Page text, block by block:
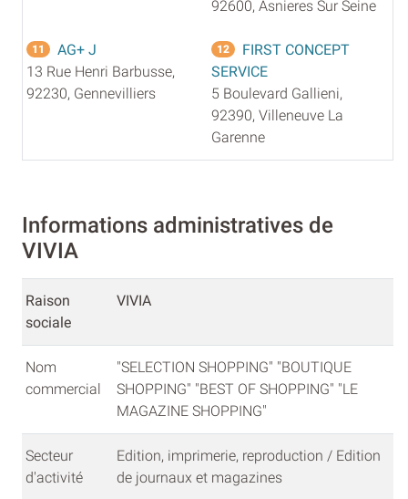
92600, Asnieres Sur Seine
11
AG+ J
13 Rue Henri Barbusse,
92230, Gennevilliers
12
FIRST CONCEPT
SERVICE
5 Boulevard Gallieni,
92390, Villeneuve La
Garenne
Informations administratives de
VIVIA
Raison
sociale
VIVIA
Nom
commercial
"SELECTION SHOPPING" "BOUTIQUE
SHOPPING" "BEST OF SHOPPING" "LE
MAGAZINE SHOPPING"
Secteur
d'activité
Edition, imprimerie, reproduction / Edition
de journaux et magazines